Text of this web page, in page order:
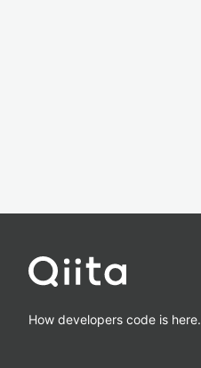
How developers code is here.